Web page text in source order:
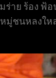
าย ร้อง ฟ้อ
มู่ชนหลงใ